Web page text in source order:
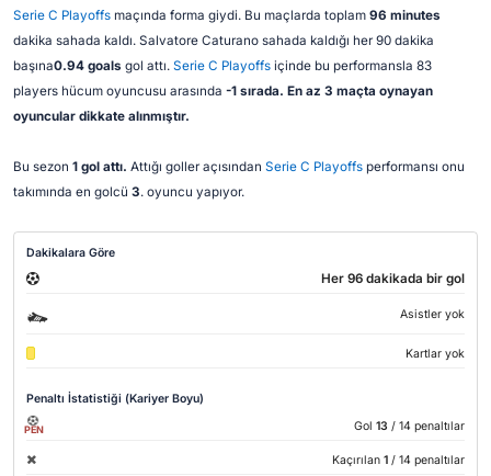
Serie C Playoffsmaçında forma giydi. Bu maçlarda toplam 96 minutes
dakika sahada kaldı. Salvatore Caturano sahada kaldığı her 90 dakika
başına0.94 goals gol attı. Serie C Playoffsiçinde bu performansla 83
players hücum oyuncusu arasında -1 sırada. En az 3 maçta oynayan
oyuncular dikkate alınmıştır.
Bu sezon 1 gol attı. Attığı goller açısından Serie C Playoffsperformansı onu
takımında en golcü 3. oyuncu yapıyor.
Dakikalara Göre
Her 96 dakikada bir gol
Asistler yok
Kartlar yok
Penaltı İstatistiği (Kariyer Boyu)
PEN Gol 13 / 14 penaltılar
Kaçırılan 1 / 14 penaltılar